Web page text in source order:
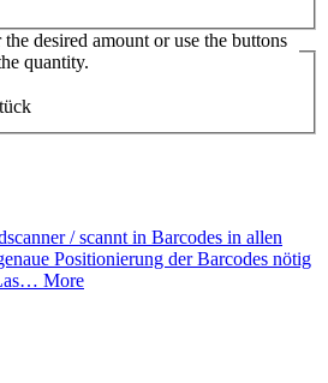
desired amount or use the buttons
quantity.
/ scannt in Barcodes in allen
Positionierung der Barcodes nötig
More